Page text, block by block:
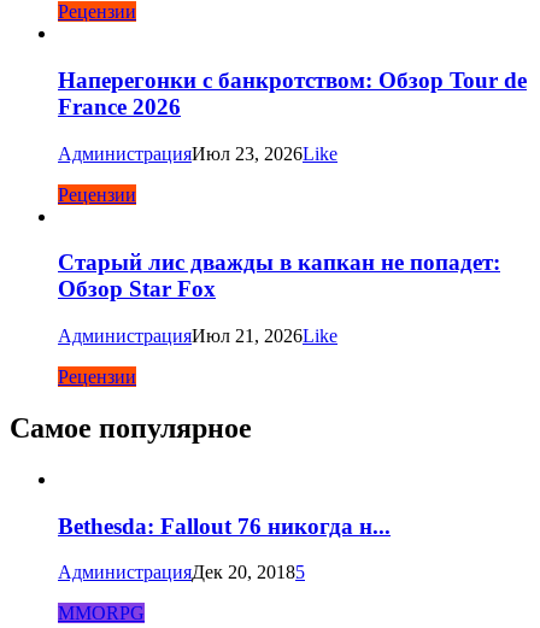
Рецензии
Наперегонки с банкротством: Обзор Tour de
France 2026
АдминистрацияИюл 23, 2026Like
Рецензии
Старый лис дважды в капкан не попадет:
Обзор Star Fox
АдминистрацияИюл 21, 2026Like
Рецензии
Самое популярное
Bethesda: Fallout 76 никогда н...
АдминистрацияДек 20, 20185
MMORPG